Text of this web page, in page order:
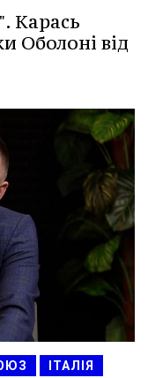
Карась
Оболоні від
ІТАЛІЯ